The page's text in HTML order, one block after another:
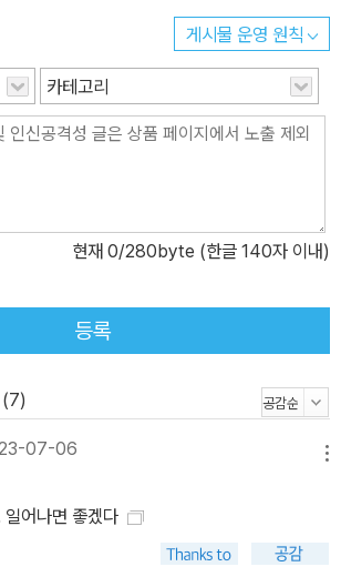
세’를 내야만 살 자격이 주어지는 나라가 된다.
는 노인을 위해 안락사 센터를 마련한다. 이대
될 수도 있다는 상상에 소름이 돋는다. 센터 이
등줄기에 식은땀이 흐르는 VR 체험 같은 소설.
섭기도 하고, 화도 났다. 공포와 분노는 내게 한
았다. 분노를 뒤집으면 공포가 나타났고, 다시
나타났다.” 평범하고, 강요에 길들지 않는 1
레 아래에서도 확실히 빛이 난다. 바리케이
변 말씨를 쓰는 사람은 또 왜 이리 많을까? 서
진풍경이다. 현장 경험으로 쓴 르포 같은 소설
기에 사랑이 무엇인지 알지 못한 채 헤어졌
려고 애쓰던 아이들은, 지구도 살아남게 하려
게시물 운영 원칙
카테고리
현재 0/280byte (한글 140자 이내)
등록
(7)
07-06
어나면 좋겠다